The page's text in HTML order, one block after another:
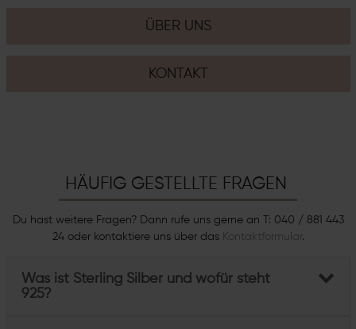
ÜBER UNS
KONTAKT
HÄUFIG GESTELLTE FRAGEN
Du hast weitere Fragen? Dann rufe uns gerne an T: 040 / 881 443
24 oder kontaktiere uns über das
Kontaktformular.
Was ist Sterling Silber und wofür steht
925?